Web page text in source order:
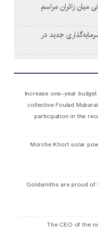
آشامیدنی میان زائران مراسم
ریالی سرمایه‌گذاری جدید در
Increase one-year
collective Foulad
participation in the
Morche Khort solar
Goldsmiths are proud of
The CEO of the